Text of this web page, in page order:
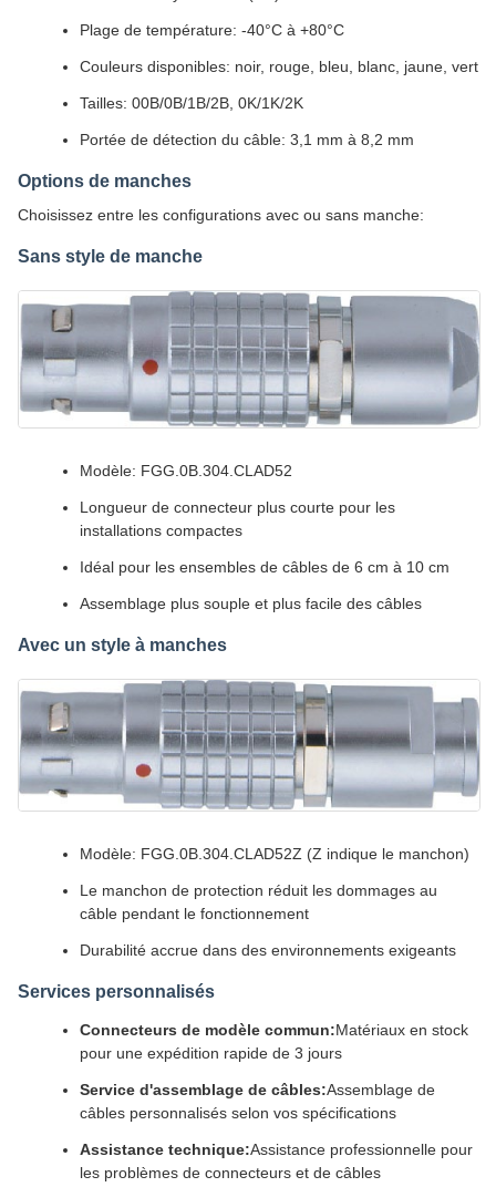
Plage de température: -40°C à +80°C
Couleurs disponibles: noir, rouge, bleu, blanc, jaune, vert
Tailles: 00B/0B/1B/2B, 0K/1K/2K
Portée de détection du câble: 3,1 mm à 8,2 mm
Options de manches
Choisissez entre les configurations avec ou sans manche:
Sans style de manche
Modèle: FGG.0B.304.CLAD52
Longueur de connecteur plus courte pour les
installations compactes
Idéal pour les ensembles de câbles de 6 cm à 10 cm
Assemblage plus souple et plus facile des câbles
Avec un style à manches
Modèle: FGG.0B.304.CLAD52Z (Z indique le manchon)
Le manchon de protection réduit les dommages au
câble pendant le fonctionnement
Durabilité accrue dans des environnements exigeants
Services personnalisés
Connecteurs de modèle commun:Matériaux en stock
pour une expédition rapide de 3 jours
Service d'assemblage de câbles:Assemblage de
câbles personnalisés selon vos spécifications
Assistance technique:Assistance professionnelle pour
les problèmes de connecteurs et de câbles